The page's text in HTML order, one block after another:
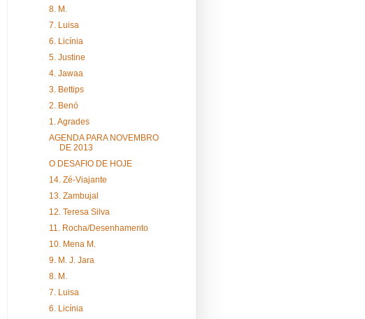
8. M.
7. Luisa
6. Licínia
5. Justine
4. Jawaa
3. Bettips
2. Benó
1. Agrades
AGENDA PARA NOVEMBRO
DE 2013
O DESAFIO DE HOJE
14. Zé-Viajante
13. Zambujal
12. Teresa Silva
11. Rocha/Desenhamento
10. Mena M.
9. M. J. Jara
8. M.
7. Luisa
6. Licínia